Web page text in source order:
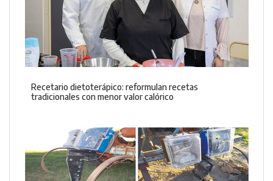
Recetario dietoterápico: reformulan recetas
tradicionales con menor valor calórico